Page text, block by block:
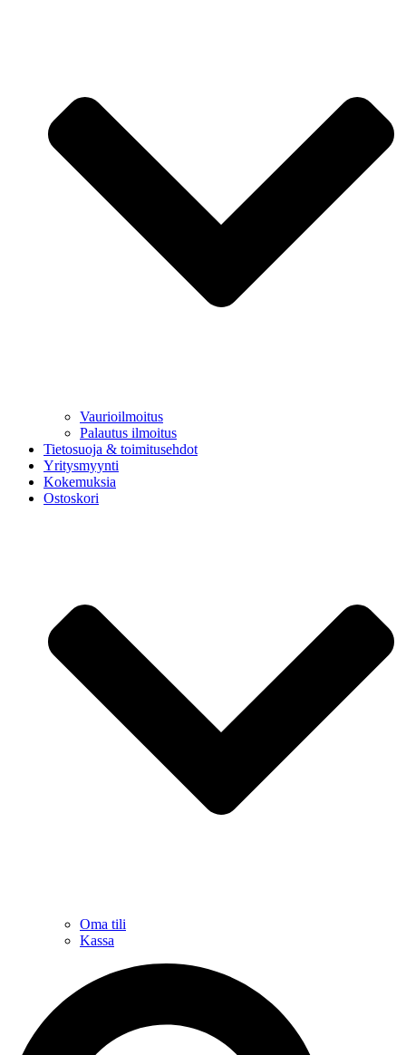
Vaurioilmoitus
Palautus ilmoitus
Tietosuoja & toimitusehdot
Yritysmyynti
Kokemuksia
Ostoskori
Oma tili
Kassa